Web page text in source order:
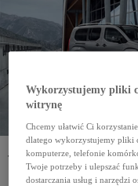
W pierwszym miesiącu 2024 roku
Toyota Professional. To wzrost o 4%
2 modele Toyoty – PROACE i
autem segmentu CDV,
Wykorzystujemy pliki
witrynę
Chcemy ułatwić Ci
dlatego wykorzystujemy pliki
komputerze, telefonie
Twoje potrzeby i ulepszać
dostarczania usług i narzędzi